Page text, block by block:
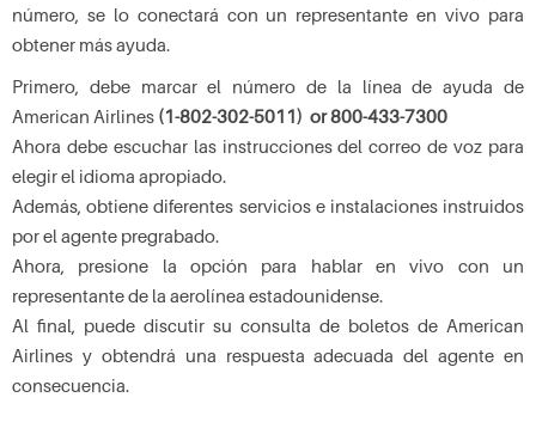
número, se lo conectará con un representante en vivo para
obtener más ayuda.
Primero, debe marcar el número de la línea de ayuda de
American Airlines (1-802-302-5011) or 800-433-7300
Ahora debe escuchar las instrucciones del correo de voz para
elegir el idioma apropiado.
Además, obtiene diferentes servicios e instalaciones instruidos
por el agente pregrabado.
Ahora, presione la opción para hablar en vivo con un
representante de la aerolínea estadounidense.
Al final, puede discutir su consulta de boletos de American
Airlines y obtendrá una respuesta adecuada del agente en
consecuencia.